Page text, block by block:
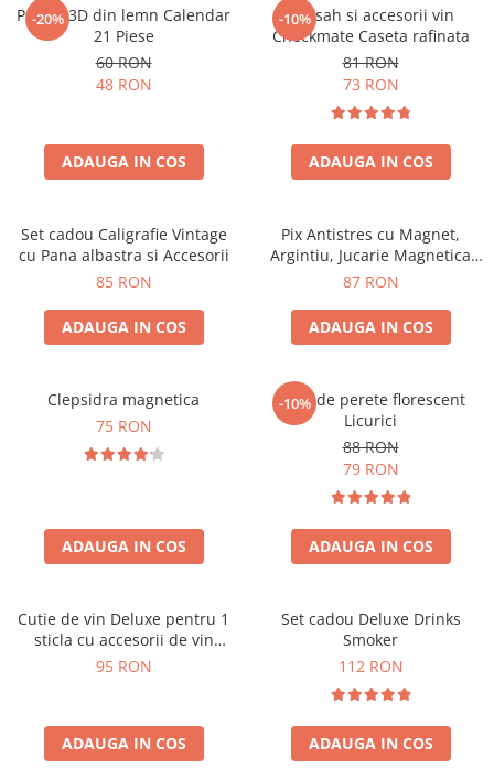
-20%
Puzzle 3D din lemn Calendar
21 Piese
60 RON
48 RON
ADAUGA IN COS
-10%
Set sah si accesorii vin
Checkmate Caseta rafinata
81 RON
73 RON
ADAUGA IN COS
Set cadou Caligrafie Vintage
cu Pana albastra si Accesorii
85 RON
ADAUGA IN COS
Pix Antistres cu Magnet,
Argintiu, Jucarie Magnetica
pentru Birou
87 RON
ADAUGA IN COS
Clepsidra magnetica
75 RON
ADAUGA IN COS
-10%
Ceas de perete florescent
Licurici
88 RON
79 RON
ADAUGA IN COS
Cutie de vin Deluxe pentru 1
sticla cu accesorii de vin
incluse interior oranj
95 RON
ADAUGA IN COS
Set cadou Deluxe Drinks
Smoker
112 RON
ADAUGA IN COS